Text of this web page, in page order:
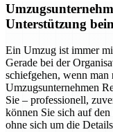
Unterstützung
Ein Umzug ist immer
Gerade bei der
schiefgehen, wenn
Umzugsunternehmen
Sie – professionell,
können Sie sich auf
ohne sich um die